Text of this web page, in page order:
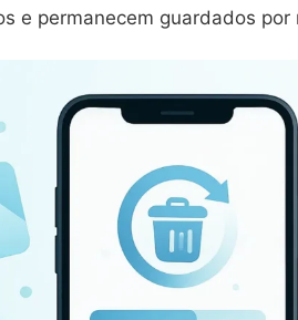
e permanecem guardados